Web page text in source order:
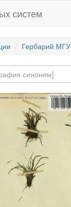
систем
Гербарий МГУ